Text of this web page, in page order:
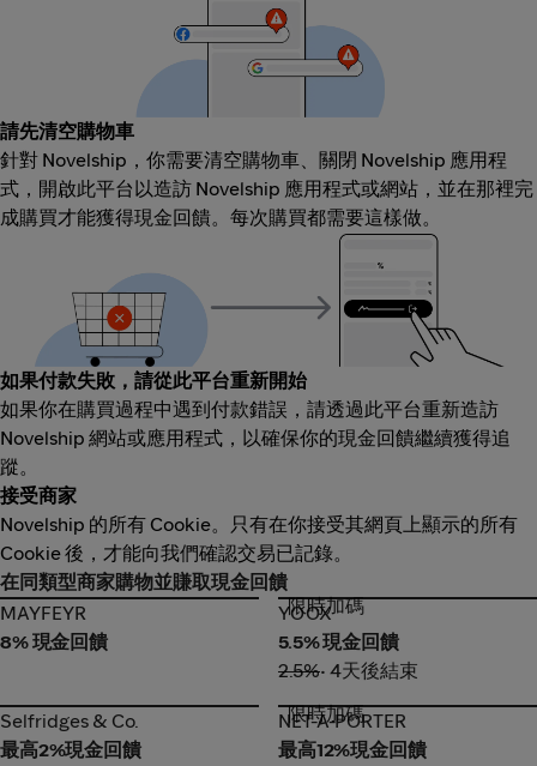
請先清空購物車
針對 Novelship，你需要清空購物車、關閉 Novelship 應用程
式，開啟此平台以造訪 Novelship 應用程式或網站，並在那裡完
成購買才能獲得現金回饋。每次購買都需要這樣做。
如果付款失敗，請從此平台重新開始
如果你在購買過程中遇到付款錯誤，請透過此平台重新造訪
Novelship 網站或應用程式，以確保你的現金回饋繼續獲得追
蹤。
接受商家
Novelship 的所有 Cookie。只有在你接受其網頁上顯示的所有
Cookie 後，才能向我們確認交易已記錄。
在同類型商家購物並賺取現金回饋
MAYFEYR
MAYFEYR
8% 現金回饋
YOOX
限時加碼
YOOX
5.5% 現金回饋
2.5%• 4天後結束
Selfridges & Co.
Selfridges & Co.
最高2%現金回饋
NET-A-PORTER
限時加碼
NET-A-PORTER
最高12%現金回饋